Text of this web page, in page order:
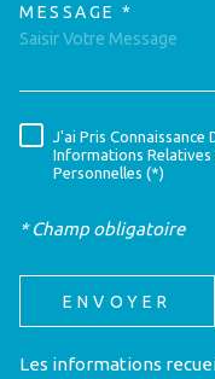
MESSAGE *
J'ai Pris Connaissance
Informations Relatives
Personnelles (*)
* Champ obligatoire
ENVOYER
Les informations